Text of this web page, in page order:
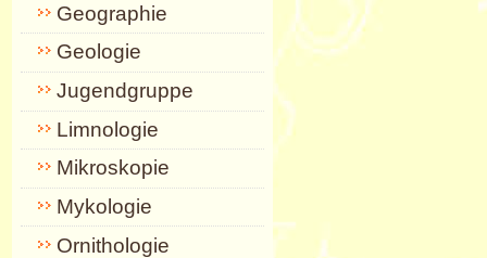
Geographie
Geologie
Jugendgruppe
Limnologie
Mikroskopie
Mykologie
Ornithologie